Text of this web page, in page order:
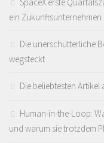
ein Zukunftsunternehmen
Die unerschütterliche
wegsteckt
Die beliebtesten
Human-in-the-Loop:
und warum sie trotzdem